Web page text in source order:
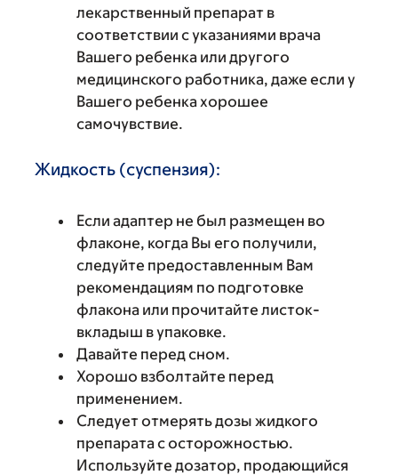
лекарственный препарат в
соответствии с указаниями врача
Вашего ребенка или другого
медицинского работника, даже если у
Вашего ребенка хорошее
самочувствие.
Жидкость (суспензия):
Если адаптер не был размещен во
флаконе, когда Вы его получили,
следуйте предоставленным Вам
рекомендациям по подготовке
флакона или прочитайте листок-
вкладыш в упаковке.
Давайте перед сном.
Хорошо взболтайте перед
применением.
Следует отмерять дозы жидкого
препарата с осторожностью.
Используйте дозатор, продающийся